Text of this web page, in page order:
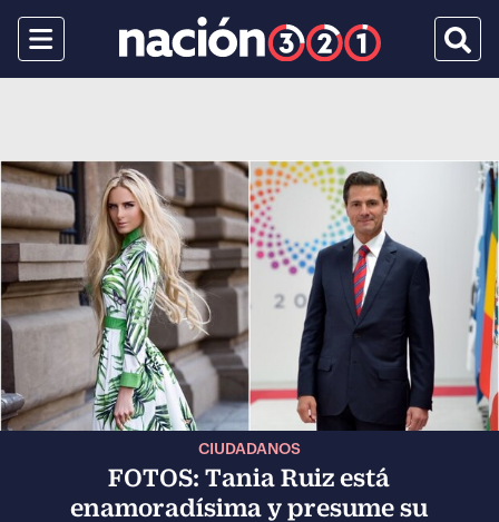
Menu
CIUDADANOS
FOTOS: Tania Ruiz está
enamoradísima y presume su